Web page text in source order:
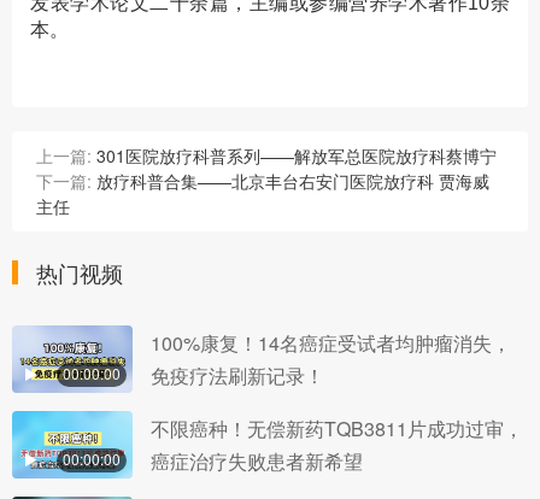
本。
上一篇: 301医院放疗科普系列——解放军总医院放疗科蔡博宁
下一篇: 放疗科普合集——北京丰台右安门医院放疗科 贾海威
主任
热门视频
00:00:00
100%康复！14名癌症受试者均肿瘤消失，
免疫疗法刷新记录！
00:00:00
不限癌种！无偿新药TQB3811片成功过审，
癌症治疗失败患者新希望